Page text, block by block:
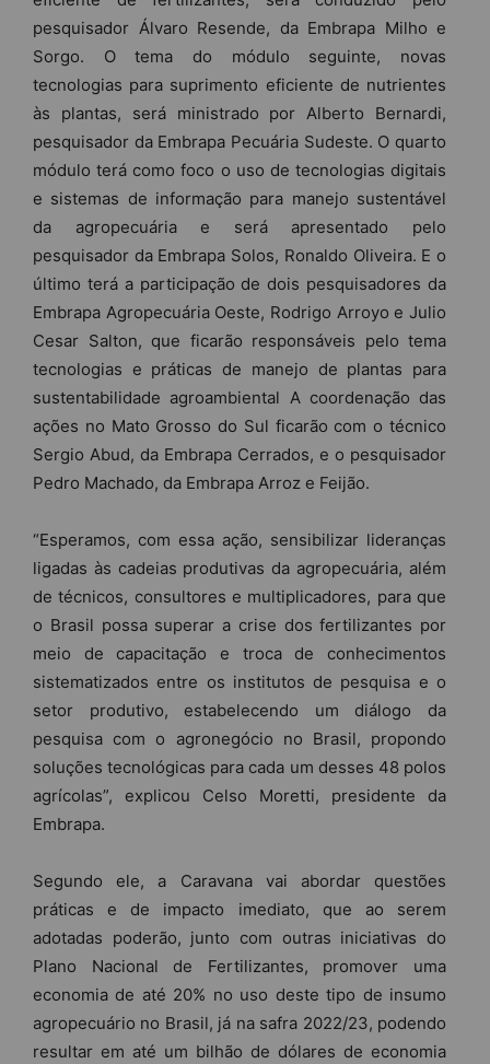
pesquisador Álvaro Resende, da Embrapa Milho e
Sorgo. O tema do módulo seguinte, novas
tecnologias para suprimento eficiente de nutrientes
às plantas, será ministrado por Alberto Bernardi,
pesquisador da Embrapa Pecuária Sudeste. O quarto
módulo terá como foco o uso de tecnologias digitais
e sistemas de informação para manejo sustentável
da agropecuária e será apresentado pelo
pesquisador da Embrapa Solos, Ronaldo Oliveira. E o
último terá a participação de dois pesquisadores da
Embrapa Agropecuária Oeste, Rodrigo Arroyo e Julio
Cesar Salton, que ficarão responsáveis pelo tema
tecnologias e práticas de manejo de plantas para
sustentabilidade agroambiental A coordenação das
ações no Mato Grosso do Sul ficarão com o técnico
Sergio Abud, da Embrapa Cerrados, e o pesquisador
Pedro Machado, da Embrapa Arroz e Feijão.
“Esperamos, com essa ação, sensibilizar lideranças
ligadas às cadeias produtivas da agropecuária, além
de técnicos, consultores e multiplicadores, para que
o Brasil possa superar a crise dos fertilizantes por
meio de capacitação e troca de conhecimentos
sistematizados entre os institutos de pesquisa e o
setor produtivo, estabelecendo um diálogo da
pesquisa com o agronegócio no Brasil, propondo
soluções tecnológicas para cada um desses 48 polos
agrícolas”, explicou Celso Moretti, presidente da
Embrapa.
Segundo ele, a Caravana vai abordar questões
práticas e de impacto imediato, que ao serem
adotadas poderão, junto com outras iniciativas do
Plano Nacional de Fertilizantes, promover uma
economia de até 20% no uso deste tipo de insumo
agropecuário no Brasil, já na safra 2022/23, podendo
resultar em até um bilhão de dólares de economia